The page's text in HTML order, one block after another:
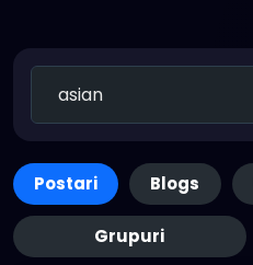
Postari Blogs
Grupuri